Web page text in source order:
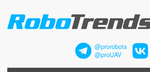
@prorobots
@proUAV